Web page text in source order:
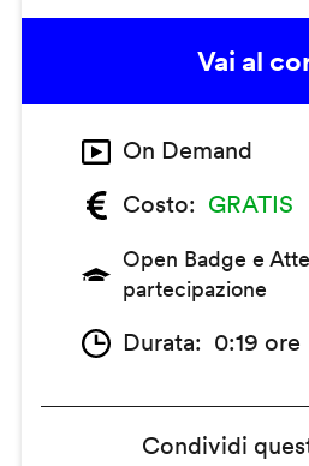
Vai al
On Demand
Costo
GRATIS
Open Badge e
partecipazione
Durata 0:19 ore
Condividi